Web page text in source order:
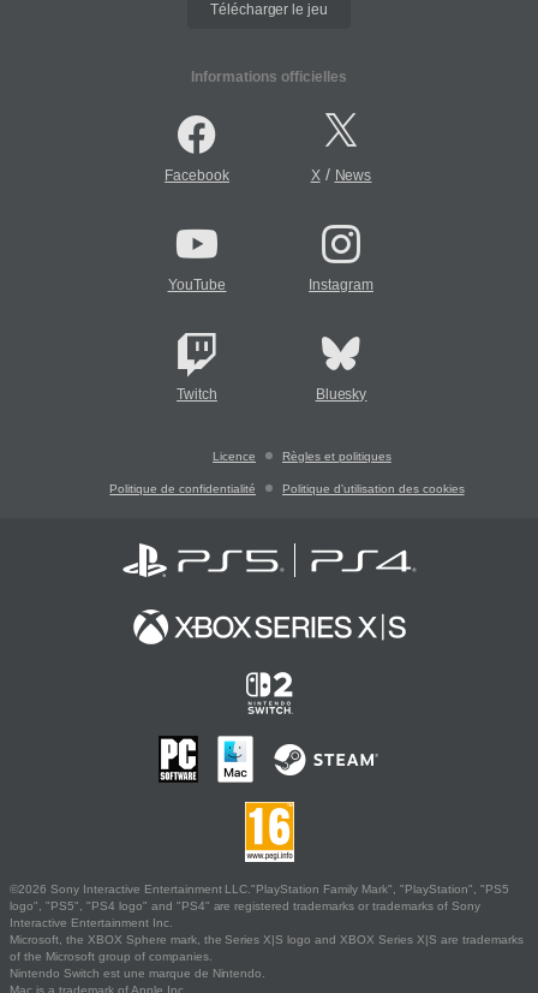
Télécharger le jeu
Informations officielles
Facebook X/ News
YouTube Instagram
Twitch Bluesky
Licence Règles et politiques
Politique de confidentialité Politique d'utilisation des cookies
©2026 Sony Interactive Entertainment LLC."PlayStation Family Mark", "PlayStation", "PS5
logo", "PS5", "PS4 logo" and "PS4" are registered trademarks or trademarks of Sony
Interactive Entertainment Inc.
Microsoft, the XBOX Sphere mark, the Series X|S logo and XBOX Series X|S are trademarks
of the Microsoft group of companies.
Nintendo Switch est une marque de Nintendo.
Mac is a trademark of Apple Inc.